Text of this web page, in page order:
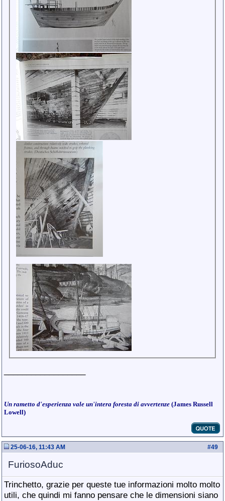
Un rametto d'esperienza vale un'intera foresta di avvertenze (James Russell
Lowell)
#49
25-06-16, 11:43 AM
FuriosoAduc
Trinchetto, grazie per queste tue informazioni molto molto
utili, che quindi mi fanno pensare che le dimensioni siano